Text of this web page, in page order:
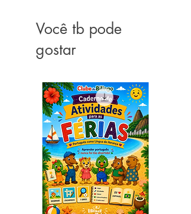
Você tb pode
gostar